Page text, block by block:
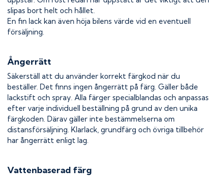
slipas bort helt och hållet.
En fin lack kan även höja bilens värde vid en eventuell
försäljning.
Ångerrätt
Säkerställ att du använder korrekt färgkod när du
beställer. Det finns ingen ångerrätt på färg. Gäller både
lackstift och spray. Alla färger specialblandas och anpassas
efter varje individuell beställning på grund av den unika
färgkoden. Därav gäller inte bestämmelserna om
distansförsäljning. Klarlack, grundfärg och övriga tillbehör
har ångerrätt enligt lag.
Vattenbaserad färg